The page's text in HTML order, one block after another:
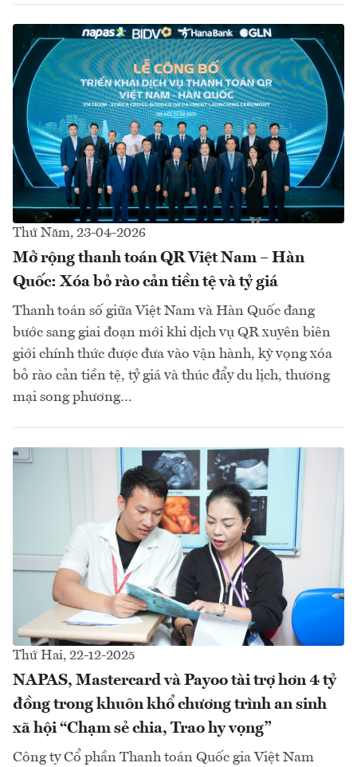
Thứ Năm, 23-04-2026
Mở rộng thanh toán QR Việt Nam – Hàn
Quốc: Xóa bỏ rào cản tiền tệ và tỷ giá
Thanh toán số giữa Việt Nam và Hàn Quốc đang
bước sang giai đoạn mới khi dịch vụ QR xuyên biên
giới chính thức được đưa vào vận hành, kỳ vọng xóa
bỏ rào cản tiền tệ, tỷ giá và thúc đẩy du lịch, thương
mại song phương…
Thứ Hai, 22-12-2025
NAPAS, Mastercard và Payoo tài trợ hơn 4 tỷ
đồng trong khuôn khổ chương trình an sinh
xã hội “Chạm sẻ chia, Trao hy vọng”
Công ty Cổ phần Thanh toán Quốc gia Việt Nam